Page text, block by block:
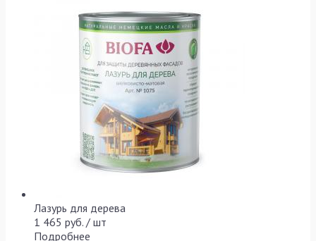
Лазурь для дерева
1 465 руб. / шт
Подробнее